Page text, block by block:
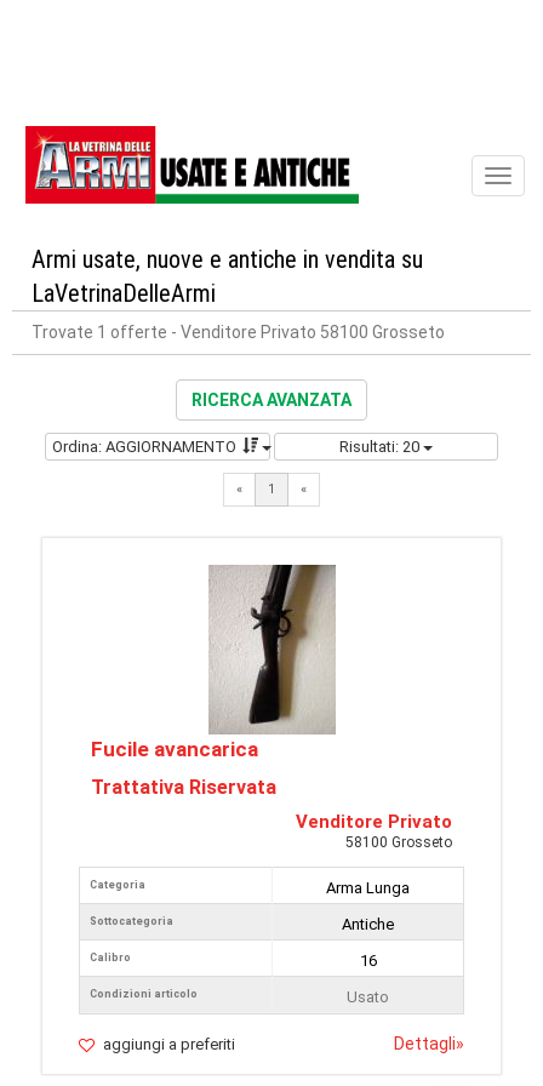
Armi usate, nuove e antiche in vendita su
LaVetrinaDelleArmi
Trovate 1 offerte - Venditore Privato 58100 Grosseto
RICERCA AVANZATA
Ordina: AGGIORNAMENTO Risultati: 20
« 1 «
Fucile avancarica
Trattativa Riservata
Venditore Privato
58100 Grosseto
Categoria
Sottocategoria
Calibro
Condizioni articolo
Arma Lunga
Antiche
16
Usato
aggiungi a preferiti Dettagli»